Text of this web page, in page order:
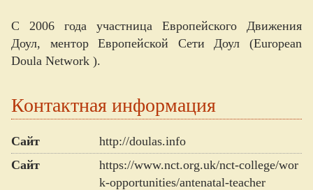
С 2006 года участница Европейского Движения
Доул, ментор Европейской Сети Доул (European
Doula Network ).
Контактная информация
Сайт
http://doulas.info
Сайт
https://www.nct.org.uk/nct-college/wor
k-opportunities/antenatal-teacher